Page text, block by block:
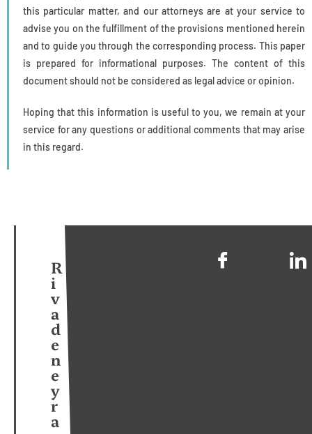
this particular matter, and our attorneys are at your service to
advise you on the fulfillment of the provisions mentioned herein
and to guide you through the corresponding process. This paper
is prepared for informational purposes. The content of this
document should not be considered as legal advice or opinion.
Hoping that this information is useful to you, we remain at your
service for any questions or additional comments that may arise
in this regard.
R
i
v
a
d
e
n
e
y
r
a